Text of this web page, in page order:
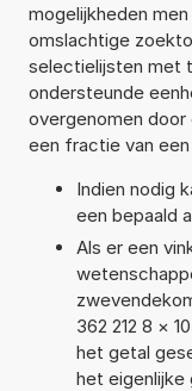
mogelijkheden
omslachtige
selectielijsten met
ondersteunde
overgenomen
een fractie van
Indien nodig
een bepaald
Als er een
362 212 8 × 10
het getal
het eigenlijke